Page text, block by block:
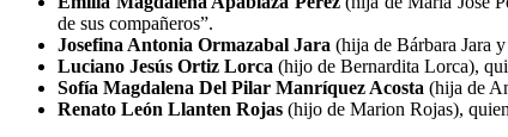
de sus compañeros”.
Josefina Antonia Ormazabal Jara (hija de Bárbara Jara
Luciano Jesús Ortiz Lorca (hijo de Bernardita Lorca),
Sofía Magdalena Del Pilar Manríquez Acosta (hija de
Renato León Llanten Rojas (hijo de Marion Rojas),